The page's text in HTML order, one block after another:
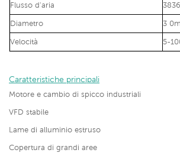
Flusso d'aria
Diametro 3
Velocità 5-
Caratteristiche principali
Motore e cambio di spicco industriali
VFD stabile
Lame di alluminio estruso
Copertura di grandi aree